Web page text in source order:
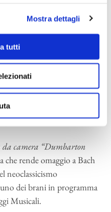
Mostra dettagli
tutti
inserisce in un programma
grecquesdi Maurice
e raffinata orchestrazione
la pagina di matrice
in una suite sospesa tra
da camera “Dumbarton
rende omaggio a Bach
neoclassicismo
dei brani in programma
Musicali.